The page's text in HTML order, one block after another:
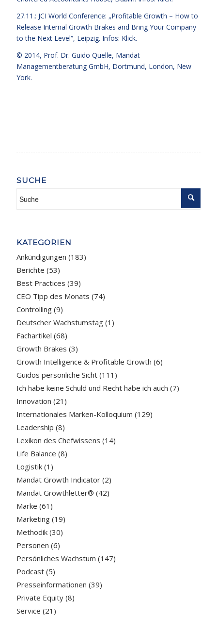
27.11.: JCI World Conference: „Profitable Growth – How to
Release Internal Growth Brakes and Bring Your Company
to the Next Level“, Leipzig. Infos: Klick.
© 2014, Prof. Dr. Guido Quelle, Mandat
Managementberatung GmbH, Dortmund, London, New
York.
SUCHE
KATEGORIEN
Ankündigungen (183)
Berichte (53)
Best Practices (39)
CEO Tipp des Monats (74)
Controlling(9)
Deutscher Wachstumstag(1)
Fachartikel (68)
Growth Brakes (3)
Growth Intelligence & Profitable Growth (6)
Guidos persönliche Sicht(111)
Ich habe keine Schuld und Recht habe ich auch (7)
Innovation (21)
Internationales Marken-Kolloquium (129)
Leadership (8)
Lexikon des Chefwissens (14)
Life Balance (8)
Logistik(1)
Mandat Growth Indicator(2)
Mandat Growthletter® (42)
Marke (61)
Marketing(19)
Methodik(30)
Personen (6)
Persönliches Wachstum (147)
Podcast(5)
Presseinformationen (39)
Private Equity(8)
Service (21)